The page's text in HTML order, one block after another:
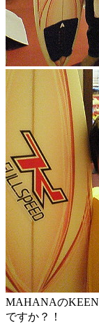
MAHANAの
ですか？！